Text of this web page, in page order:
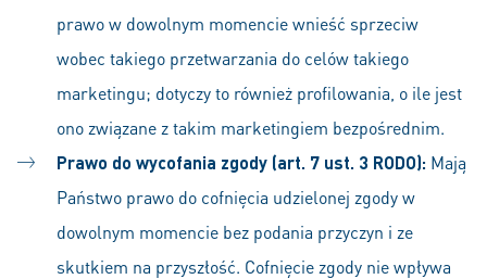
prawo w dowolnym momencie wnieść sprzeciw
wobec takiego przetwarzania do celów takiego
marketingu; dotyczy to również profilowania, o ile jest
ono związane z takim marketingiem bezpośrednim.
Prawo do wycofania zgody (art. 7 ust. 3 RODO): Mają
Państwo prawo do cofnięcia udzielonej zgody w
dowolnym momencie bez podania przyczyn i ze
skutkiem na przyszłość. Cofnięcie zgody nie wpływa